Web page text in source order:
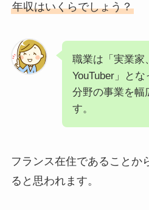
年収はいくらでしょう？
職業は「実業家
YouTuber」と
分野の事業を幅
す。
フランス在住であることか
ると思われます。